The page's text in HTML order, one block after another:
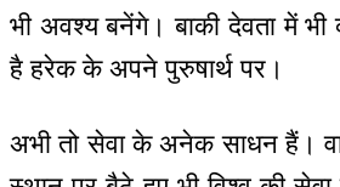
भी अवश्य बनेंगे। बाकी देवता में भी
है हरेक के अपने पुरुषार्थ पर।
अभी तो सेवा के अनेक साधन हैं।